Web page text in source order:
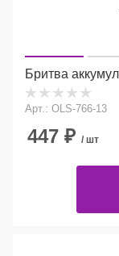
Бритва
Арт.: OLS-766-13
447 ₽ / шт